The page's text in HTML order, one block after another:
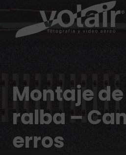
content
Montaje
ralba –
erros